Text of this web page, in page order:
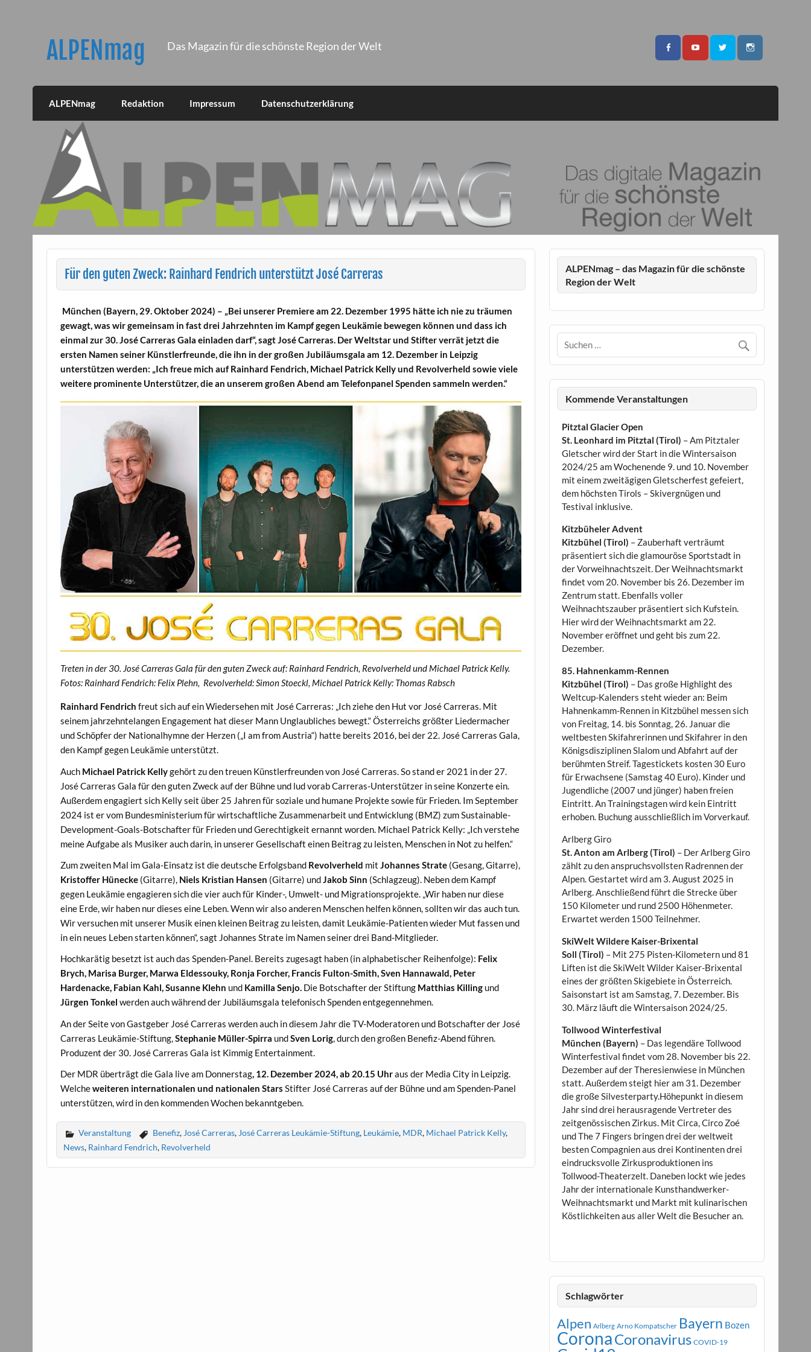
ALPENmag Das Magazin für die schönste Region der Welt
ALPENmag Redaktion Impressum Datenschutzerklärung
Für den guten Zweck: Rainhard Fendrich unterstützt José Carreras
München (Bayern, 29. Oktober 2024) – „Bei unserer Premiere am 22. Dezember 1995 hätte ich nie zu träumen
gewagt, was wir gemeinsam in fast drei Jahrzehnten im Kampf gegen Leukämie bewegen können und dass ich
einmal zur 30. José Carreras Gala einladen darf“, sagt José Carreras. Der Weltstar und Stifter verrät jetzt die
ersten Namen seiner Künstlerfreunde, die ihn in der großen Jubiläumsgala am 12. Dezember in Leipzig
unterstützen werden: „Ich freue mich auf Rainhard Fendrich, Michael Patrick Kelly und Revolverheld sowie viele
weitere prominente Unterstützer, die an unserem großen Abend am Telefonpanel Spenden sammeln werden.“
Treten in der 30. José Carreras Gala für den guten Zweck auf: Rainhard Fendrich, Revolverheld und Michael Patrick Kelly.
Fotos: Rainhard Fendrich: Felix Plehn, Revolverheld: Simon Stoeckl, Michael Patrick Kelly: Thomas Rabsch
Rainhard Fendrichfreut sich auf ein Wiedersehen mit José Carreras: „Ich ziehe den Hut vor José Carreras. Mit
seinem jahrzehntelangen Engagement hat dieser Mann Unglaubliches bewegt.“ Österreichs größter Liedermacher
und Schöpfer der Nationalhymne der Herzen („I am from Austria“) hatte bereits 2016, bei der 22. José Carreras Gala,
den Kampf gegen Leukämie unterstützt.
Auch Michael Patrick Kellygehört zu den treuen Künstlerfreunden von José Carreras. So stand er 2021 in der 27.
José Carreras Gala für den guten Zweck auf der Bühne und lud vorab Carreras-Unterstützer in seine Konzerte ein.
Außerdem engagiert sich Kelly seit über 25 Jahren für soziale und humane Projekte sowie für Frieden. Im September
2024 ist er vom Bundesministerium für wirtschaftliche Zusammenarbeit und Entwicklung (BMZ) zum Sustainable-
Development-Goals-Botschafter für Frieden und Gerechtigkeit ernannt worden. Michael Patrick Kelly: „Ich verstehe
meine Aufgabe als Musiker auch darin, in unserer Gesellschaft einen Beitrag zu leisten, Menschen in Not zu helfen.“
Zum zweiten Mal im Gala-Einsatz ist die deutsche Erfolgsband Revolverheld mitJohannes Strate (Gesang, Gitarre),
Kristoffer Hünecke (Gitarre), Niels Kristian Hansen (Gitarre) undJakob Sinn (Schlagzeug). Neben dem Kampf
gegen Leukämie engagieren sich die vier auch für Kinder-, Umwelt- und Migrationsprojekte. „Wir haben nur diese
eine Erde, wir haben nur dieses eine Leben. Wenn wir also anderen Menschen helfen können, sollten wir das auch tun.
Wir versuchen mit unserer Musik einen kleinen Beitrag zu leisten, damit Leukämie-Patienten wieder Mut fassen und
in ein neues Leben starten können“, sagt Johannes Strate im Namen seiner drei Band-Mitglieder.
Hochkarätig besetzt ist auch das Spenden-Panel. Bereits zugesagt haben (in alphabetischer Reihenfolge): Felix
Brych, Marisa Burger, Marwa Eldessouky, Ronja Forcher, Francis Fulton-Smith, Sven Hannawald, Peter
Hardenacke, Fabian Kahl, Susanne Klehn und Kamilla Senjo. Die Botschafter der Stiftung Matthias Killing und
Jürgen Tonkelwerden auch während der Jubiläumsgala telefonisch Spenden entgegennehmen.
An der Seite von Gastgeber José Carreras werden auch in diesem Jahr die TV-Moderatoren und Botschafter der José
Carreras Leukämie-Stiftung,Stephanie Müller-Spirra undSven Lorig, durch den großen Benefiz-Abend führen.
Produzent der 30. José Carreras Gala ist Kimmig Entertainment.
Der MDR überträgt die Gala live am Donnerstag, 12. Dezember 2024, ab 20.15 Uhraus der Media City in Leipzig.
Welcheweiteren internationalen und nationalen StarsStifter José Carreras auf der Bühne und am Spenden-Panel
unterstützen, wird in den kommenden Wochen bekanntgeben.
Veranstaltung Benefiz, José Carreras, José Carreras Leukämie-Stiftung, Leukämie, MDR, Michael Patrick Kelly,
News, Rainhard Fendrich, Revolverheld
ALPENmag – das Magazin für die schönste
Region der Welt
Kommende Veranstaltungen
Pitztal Glacier Open
St. Leonhard im Pitztal (Tirol) – Am Pitztaler
Gletscher wird der Start in die Wintersaison
2024/25 am Wochenende 9. und 10. November
mit einem zweitägigen Gletscherfest gefeiert,
dem höchsten Tirols – Skivergnügen und
Testival inklusive.
Kitzbüheler Advent
Kitzbühel (Tirol) – Zauberhaft verträumt
präsentiert sich die glamouröse Sportstadt in
der Vorweihnachtszeit. Der Weihnachtsmarkt
findet vom 20. November bis 26. Dezember im
Zentrum statt. Ebenfalls voller
Weihnachtszauber präsentiert sich Kufstein.
Hier wird der Weihnachtsmarkt am 22.
November eröffnet und geht bis zum 22.
Dezember.
85. Hahnenkamm-Rennen
Kitzbühel (Tirol) – Das große Highlight des
Weltcup-Kalenders steht wieder an: Beim
Hahnenkamm-Rennen in Kitzbühel messen sich
von Freitag, 14. bis Sonntag, 26. Januar die
weltbesten Skifahrerinnen und Skifahrer in den
Königsdisziplinen Slalom und Abfahrt auf der
berühmten Streif. Tagestickets kosten 30 Euro
für Erwachsene (Samstag 40 Euro). Kinder und
Jugendliche (2007 und jünger) haben freien
Eintritt. An Trainingstagen wird kein Eintritt
erhoben. Buchung ausschließlich im Vorverkauf.
Arlberg Giro
St. Anton am Arlberg (Tirol) – Der Arlberg Giro
zählt zu den anspruchsvollsten Radrennen der
Alpen. Gestartet wird am 3. August 2025 in
Arlberg. Anschließend führt die Strecke über
150 Kilometer und rund 2500 Höhenmeter.
Erwartet werden 1500 Teilnehmer.
SkiWelt Wildere Kaiser-Brixental
Soll (Tirol) – Mit 275 Pisten-Kilometern und 81
Liften ist die SkiWelt Wilder Kaiser-Brixental
eines der größten Skigebiete in Österreich.
Saisonstart ist am Samstag, 7. Dezember. Bis
30. März läuft die Wintersaison 2024/25.
Tollwood Winterfestival
München (Bayern) – Das legendäre Tollwood
Winterfestival findet vom 28. November bis 22.
Dezember auf der Theresienwiese in München
statt. Außerdem steigt hier am 31. Dezember
die große Silvesterparty.Höhepunkt in diesem
Jahr sind drei herausragende Vertreter des
zeitgenössischen Zirkus. Mit Circa, Circo Zoé
und The 7 Fingers bringen drei der weltweit
besten Compagnien aus drei Kontinenten drei
eindrucksvolle Zirkusproduktionen ins
Tollwood-Theaterzelt. Daneben lockt wie jedes
Jahr der internationale Kunsthandwerker-
Weihnachtsmarkt und Markt mit kulinarischen
Köstlichkeiten aus aller Welt die Besucher an.
Schlagwörter
Alpen Arlberg Arno Kompatscher Bayern Bozen
CoronaCoronavirus COVID-19